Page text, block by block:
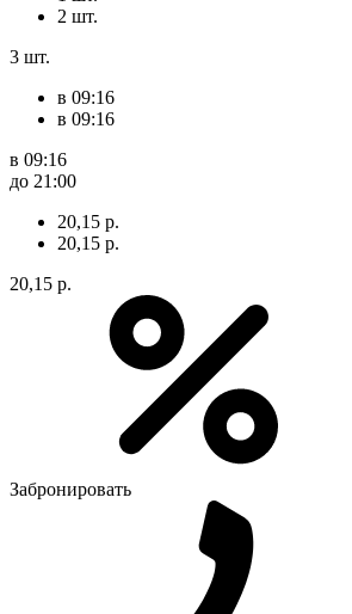
2 шт.
3 шт.
в 09:16
в 09:16
в 09:16
до 21:00
20,15 р.
20,15 р.
20,15 р.
Забронировать